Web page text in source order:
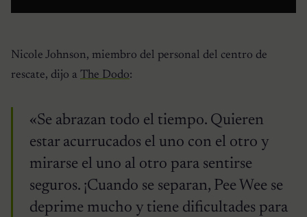
Nicole Johnson, miembro del personal del centro de
rescate, dijo a The Dodo:
«Se abrazan todo el tiempo. Quieren
estar acurrucados el uno con el otro y
mirarse el uno al otro para sentirse
seguros. ¡Cuando se separan, Pee Wee se
deprime mucho y tiene dificultades para